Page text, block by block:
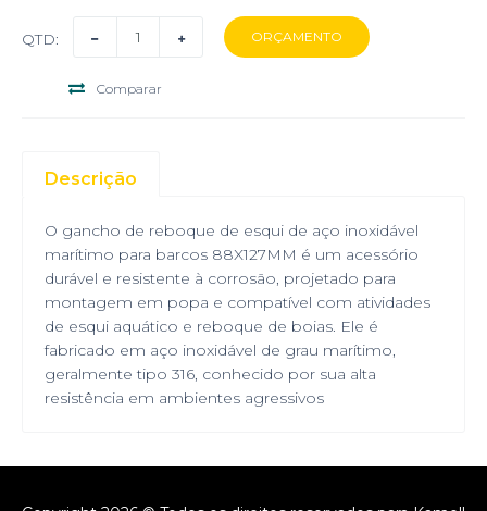
QTD:
Comparar
Descrição
O gancho de reboque de esqui de aço inoxidável
marítimo para barcos 88X127MM é um acessório
durável e resistente à corrosão, projetado para
montagem em popa e compatível com atividades
de esqui aquático e reboque de boias. Ele é
fabricado em aço inoxidável de grau marítimo,
geralmente tipo 316, conhecido por sua alta
resistência em ambientes agressivos